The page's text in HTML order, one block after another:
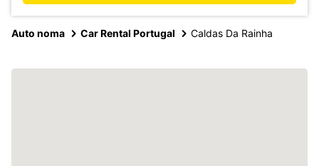
Auto noma Car Rental Portugal Caldas Da Rainha